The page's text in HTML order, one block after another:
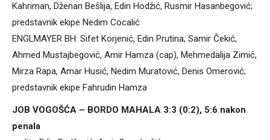
Kahriman, Dženan Bešlija, Edin Hodžić, Rusmir Hasanbegović;
predstavnik ekipe Nedim Cocalić
ENGLMAYER BH: Sifet Korjenić, Edin Prutina, Samir Čekić,
Ahmed Mustajbegović, Amir Hamza (cap), Mehmedalija Zimić,
Mirza Rapa, Amar Husić, Nedim Muratović, Denis Omerović;
predstavnik ekipe Fahrudin Hamza
JOB VOGOŠĆA – BORDO MAHALA 3:3 (0:2), 5:6 nakon
penala